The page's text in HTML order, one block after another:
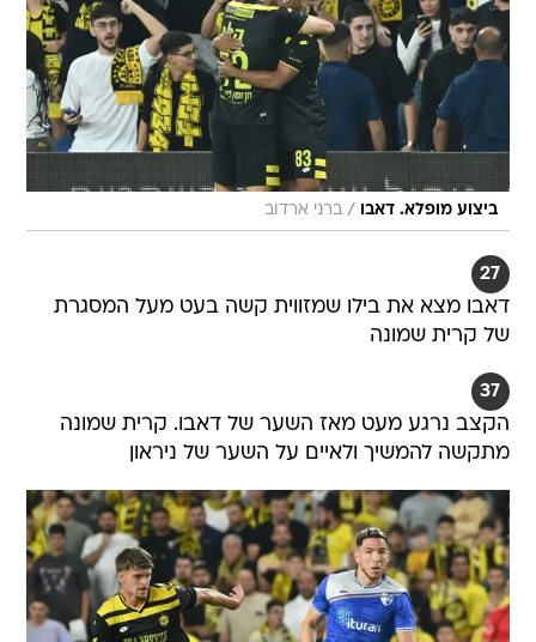
ביצוע מופלא. דאבו / ברני ארדוב
27
דאבו מצא את בילו שמזווית קשה בעט מעל המסגרת
של קרית שמונה
37
הקצב נרגע מעט מאז השער של דאבו. קרית שמונה
מתקשה להמשיך ולאיים על השער של ניראון